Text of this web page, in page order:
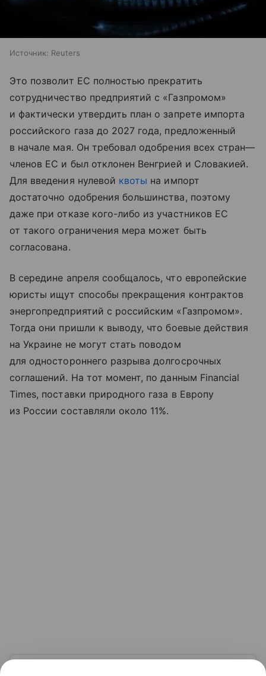
Источник: Reuters
Это позволит ЕС полностью прекратить
сотрудничество предприятий с «Газпромом»
и фактически утвердить план о запрете импорта
российского газа до 2027 года, предложенный
в начале мая. Он требовал одобрения всех стран—
членов ЕС и был отклонен Венгрией и Словакией.
Для введения нулевой квоты на импорт
достаточно одобрения большинства, поэтому
даже при отказе кого-либо из участников ЕС
от такого ограничения мера может быть
согласована.
В середине апреля сообщалось, что европейские
юристы ищут способы прекращения контрактов
энергопредприятий с российским «Газпромом».
Тогда они пришли к выводу, что боевые действия
на Украине не могут стать поводом
для одностороннего разрыва долгосрочных
соглашений. На тот момент, по данным Financial
Times, поставки природного газа в Европу
из России составляли около 11%.